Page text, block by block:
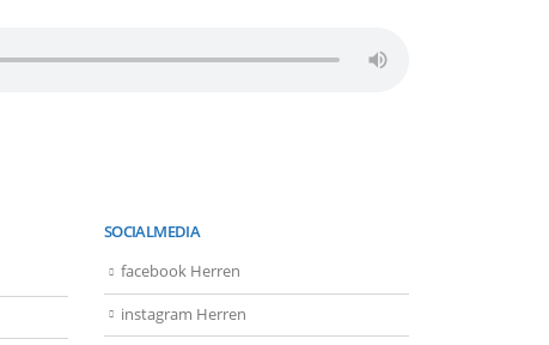
SOCIALMEDIA
facebook Herren
instagram Herren